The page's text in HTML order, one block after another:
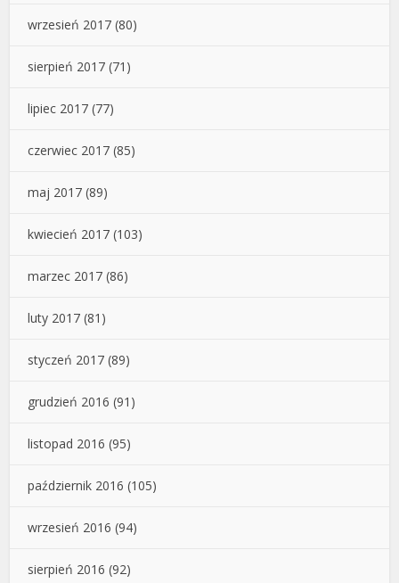
wrzesień 2017 (80)
sierpień 2017 (71)
lipiec 2017 (77)
czerwiec 2017 (85)
maj 2017 (89)
kwiecień 2017 (103)
marzec 2017 (86)
luty 2017 (81)
styczeń 2017 (89)
grudzień 2016 (91)
listopad 2016 (95)
październik 2016 (105)
wrzesień 2016 (94)
sierpień 2016 (92)